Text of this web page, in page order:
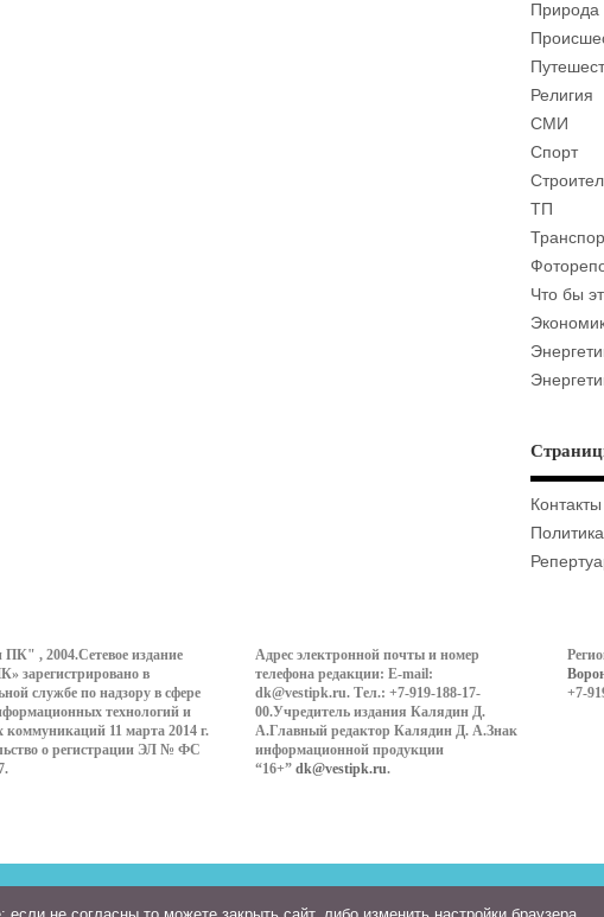
Природа
Религия
СМИ
Спорт
ТП
Что бы
Контакты
, 2004.Сетевое издание
зарегистрировано в
службе по надзору в сфере
технологий и
коммуникаций 11 марта 2014 г.
о регистрации ЭЛ № ФС
Адрес электронной почты и номер
телефона редакции: E-mail:
dk@vestipk.ru. Тел.: +7-919-188-17-
00.Учредитель издания Калядин Д.
А.Главный редактор Калядин Д. А.Знак
информационной продукции
“16+” dk@vestipk.ru.
+7-